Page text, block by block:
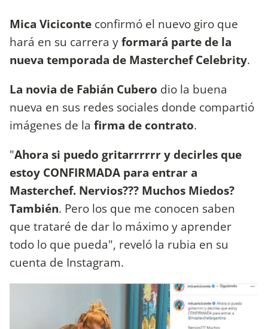
Mica Viciconte confirmó el nuevo giro que
hará en su carrera yformará parte de la
nueva temporada de Masterchef Celebrity.
La novia de Fabián Cubero dio la buena
nueva en sus redes sociales donde compartió
imágenes de la firma de contrato.
"Ahora si puedo gritarrrrrr y decirles que
estoy CONFIRMADA para entrar a
Masterchef. Nervios??? Muchos Miedos?
También. Pero los que me conocen saben
que trataré de dar lo máximo y aprender
todo lo que pueda", reveló la rubia en su
cuenta de Instagram.